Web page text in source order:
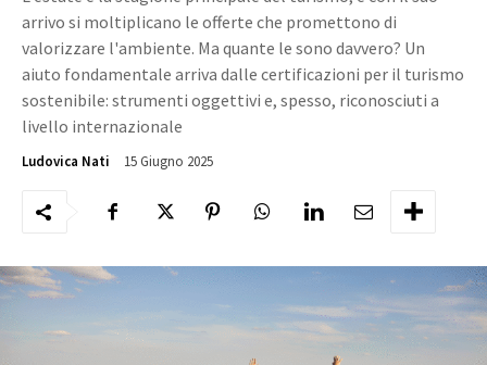
arrivo si moltiplicano le offerte che promettono di
valorizzare l'ambiente. Ma quante le sono davvero? Un
aiuto fondamentale arriva dalle certificazioni per il turismo
sostenibile: strumenti oggettivi e, spesso, riconosciuti a
livello internazionale
Ludovica Nati 15 Giugno 2025